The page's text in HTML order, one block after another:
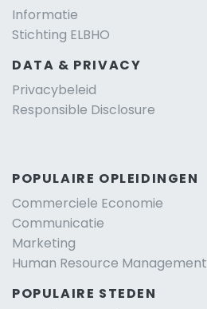
Informatie
Stichting ELBHO
DATA & PRIVACY
Privacybeleid
Responsible Disclosure
POPULAIRE OPLEIDINGEN
Commerciele Economie
Communicatie
Marketing
Human Resource Management
POPULAIRE STEDEN